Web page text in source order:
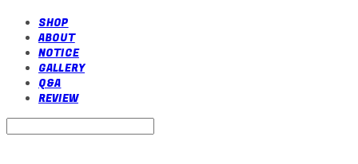
SHOP
ABOUT
NOTICE
GALLERY
Q&A
REVIEW